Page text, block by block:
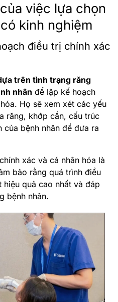
việc lựa chọn
kinh nghiệm
điều trị chính xác
trên tình trạng răng
nhân để lập kế hoạch
Họ sẽ xem xét các yếu
răng, khớp cắn, cấu trúc
bệnh nhân để đưa ra
xác và cá nhân hóa là
bảo rằng quá trình điều
quả cao nhất và đáp
bệnh nhân.